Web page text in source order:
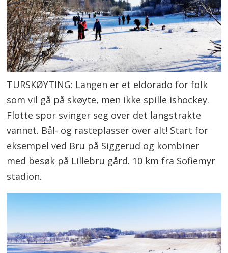
TURSKØYTING: Langen er et eldorado for folk
som vil gå på skøyte, men ikke spille ishockey.
Flotte spor svinger seg over det langstrakte
vannet. Bål- og rasteplasser over alt! Start for
eksempel ved Bru på Siggerud og kombiner
med besøk på Lillebru gård. 10 km fra Sofiemyr
stadion.